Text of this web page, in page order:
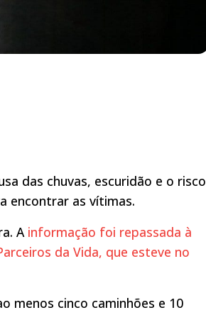
das chuvas, escuridão e o risco
encontrar as vítimas.
A informação foi repassada à
da Vida, que esteve no
menos cinco caminhões e 10